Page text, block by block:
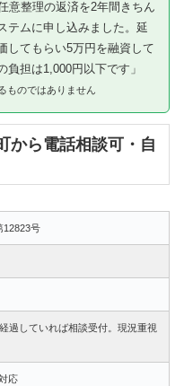
意整理の返済を2年間きちん
テムに申し込みました。延
してもらい5万円を融資して
担は1,000円以下です」
ものではありません
から電話相談可・自
12823号
過していれば相談受付。現況重視
応